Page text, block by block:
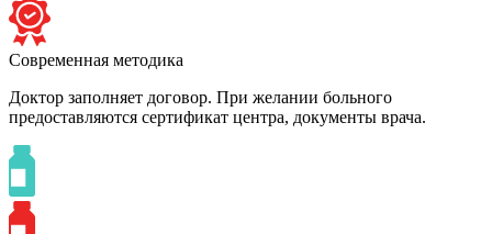
Современная методика
Доктор заполняет договор. При желании больного
предоставляются сертификат центра, документы врача.